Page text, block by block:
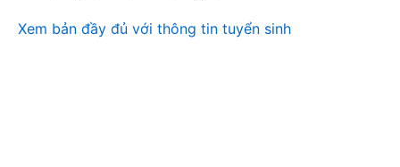
Xem bản đầy đủ với thông tin tuyển sinh